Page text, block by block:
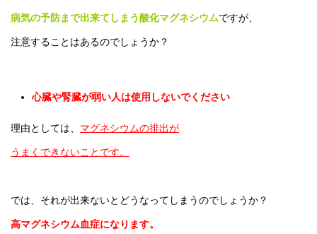
病気の予防まで出来てしまう酸化マグネシウムですが、
注意することはあるのでしょうか？
心臓や腎臓が弱い人は使用しないでください
理由としては、 マグネシウムの排出が
うまくできないことです。
では、それが出来ないとどうなってしまうのでしょうか？
高マグネシウム血症になります。